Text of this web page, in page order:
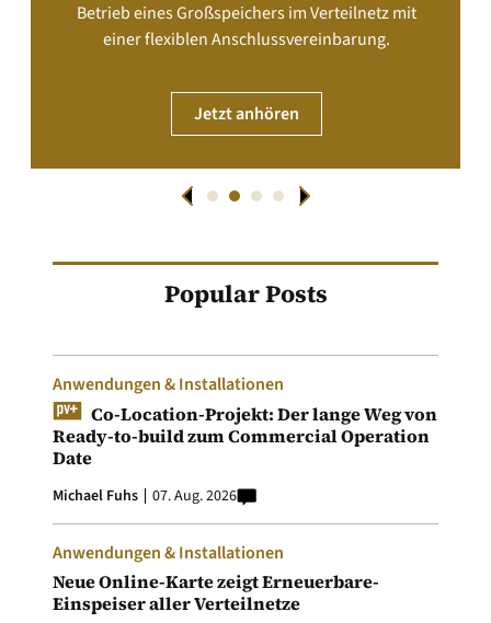
Betrieb eines Großspeichers im Verteilnetz mit
einer flexiblen Anschlussvereinbarung.
Jetzt anhören
Popular Posts
Anwendungen & Installationen
Co-Location-Projekt: Der lange Weg von
Ready-to-build zum Commercial Operation
Date
Michael Fuhs 07. Aug. 2026
Anwendungen & Installationen
Neue Online-Karte zeigt Erneuerbare-
Einspeiser aller Verteilnetze